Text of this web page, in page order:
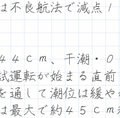
不良航法で減点
ｃｍ、干潮・０
運転が始まる直前
通して潮位は緩
最大で約４５ｃｍ